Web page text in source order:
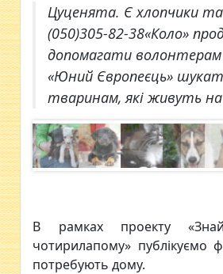
Цуценята. Є хлопчики
(050)305-82-38«Коло»
допомагати
«Юний Європеєць»
тваринам, які живуть на
В рамках проекту
чотирилапому» публікуємо
потребують дому.